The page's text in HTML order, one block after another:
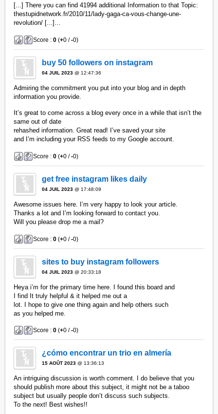
[...] There you can find 41994 additional Information to that Topic:
thestupidnetwork.fr/2010/11/lady-gaga-ca-vous-change-une-
revolution/ [...]…
Score :0 (+0 /-0)
buy 50 followers on instagram
04 JUIL 2023 @ 12:47:36
Admiring the commitment you put into your blog and in depth
information you provide.
It’s great to come across a blog every once in a while that isn’t the
same out of date
rehashed information. Great read! I’ve saved your site
and I’m including your RSS feeds to my Google account.
Score :0 (+0 /-0)
get free instagram likes daily
04 JUIL 2023 @ 17:48:09
Awesome issues here. I’m very happy to look your article.
Thanks a lot and I’m looking forward to contact you.
Will you please drop me a mail?
Score :0 (+0 /-0)
sites to buy instagram followers
04 JUIL 2023 @ 20:33:18
Heya i’m for the primary time here. I found this board and
I find It truly helpful & it helped me out a
lot. I hope to give one thing again and help others such
as you helped me.
Score :0 (+0 /-0)
¿cómo encontrar un trio en almería
15 AOÛT 2023 @ 13:36:13
An intriguing discussion is worth comment. I do believe that you
should publish more about this subject, it might not be a taboo
subject but usually people don’t discuss such subjects.
To the next! Best wishes!!